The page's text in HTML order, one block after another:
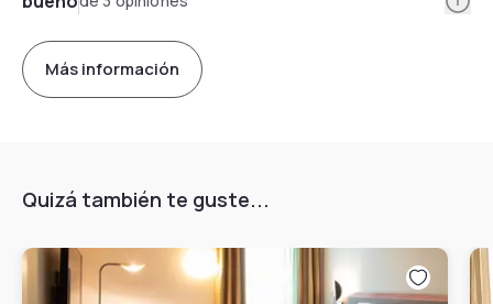
Más información
Quizá también te guste...